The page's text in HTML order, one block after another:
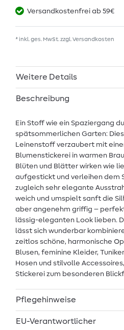
Versandkostenfrei ab 59€
* inkl. ges. MwSt. zzgl. Versandkosten
Weitere Details
Beschreibung
Ein Stoff wie ein Spaziergang
spätsommerlichen Garten:
Leinenstoff verzaubert mit
Blumenstickerei in warmen
Blüten und Blätter wirken wie
aufgestickt und verleihen dem
zugleich sehr elegante
weich und umspielt sanft die
aber angenehm griffig –
lässig-eleganten Look lieben.
lässt sich wunderbar
zeitlos schöne, harmonische
Blusen, feminine Kleider,
Hosen und stilvolle
Stickerei zum besonderen
Pflegehinweise
EU-Verantwortlicher